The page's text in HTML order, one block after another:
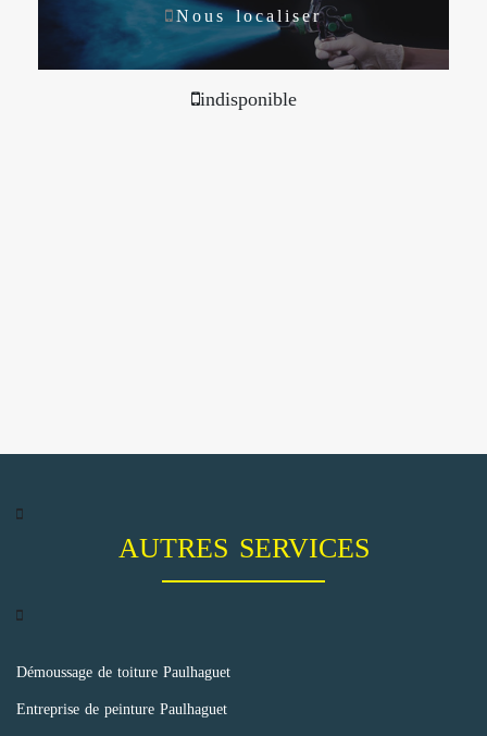
Nous localiser
indisponible
AUTRES SERVICES
Démoussage de toiture Paulhaguet
Entreprise de peinture Paulhaguet